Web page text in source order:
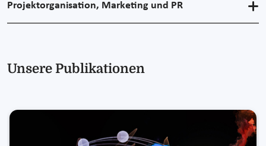
Projektorganisation, Marketing und PR
Unsere Publikationen